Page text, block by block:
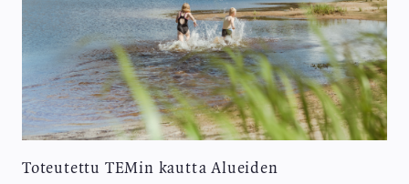
Toteutettu TEMin kautta Alueiden